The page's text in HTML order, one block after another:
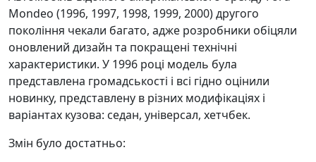
Mondeo (1996, 1997, 1998, 1999, 2000) другого
покоління чекали багато, адже розробники обіцяли
оновлений дизайн та покращені технічні
характеристики. У 1996 році модель була
представлена громадськості і всі гідно оцінили
новинку, представлену в різних модифікаціях і
варіантах кузова: седан, універсал, хетчбек.
Змін було достатньо: